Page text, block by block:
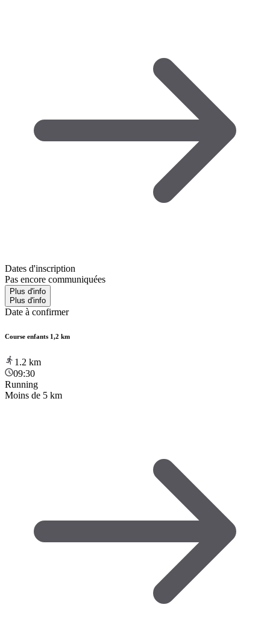
Dates d'inscription
Pas encore communiquées
Plus d'info
Plus d'info
Date à confirmer
Course enfants 1,2 km
1.2 km
09:30
Running
Moins de 5 km